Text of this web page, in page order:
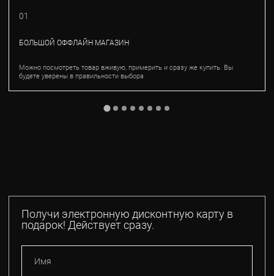
01
БОЛЬШОЙ ОФФЛАЙН МАГАЗИН
Можно посмотреть товар вживую, примерить и сразу же купить. Вы
будете уверены в правильности выбора
Получи электронную дисконтную карту в
подарок! Действует сразу.